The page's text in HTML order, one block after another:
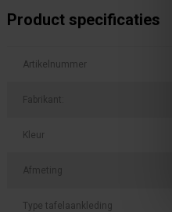
Product specificaties
Artikelnummer
Fabrikant:
Kleur
Afmeting
Type tafelaankleding